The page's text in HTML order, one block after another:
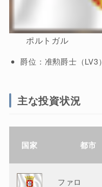
ポルトガル
爵位：准勲爵士（LV3）
主な投資状況
国家 都市
ファロ